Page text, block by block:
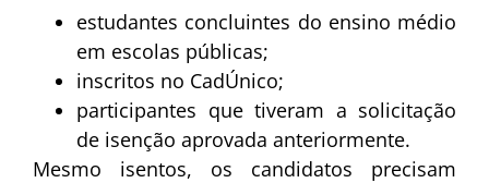
estudantes concluintes do ensino médio
em escolas públicas;
inscritos no CadÚnico;
participantes que tiveram a solicitação
de isenção aprovada anteriormente.
Mesmo isentos, os candidatos precisam